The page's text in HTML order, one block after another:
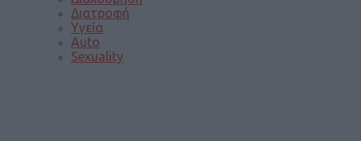
Διατροφή
Υγεία
Auto
Sexuality